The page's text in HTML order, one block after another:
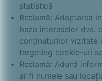
statistică
Reclamă: Adaptarea
baza intereselor dvs.
conținuturilor vizitate
targeting cookie-uri
Reclamă: Adună
ar fi numele sau